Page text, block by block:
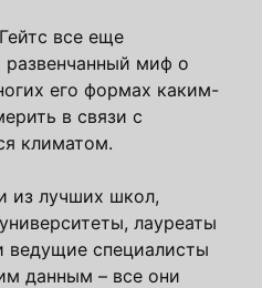
все еще
развенчанный миф о
его формах каким-
в связи с
климатом.
из лучших школ,
лауреаты
ведущие специалисты
данным – все они